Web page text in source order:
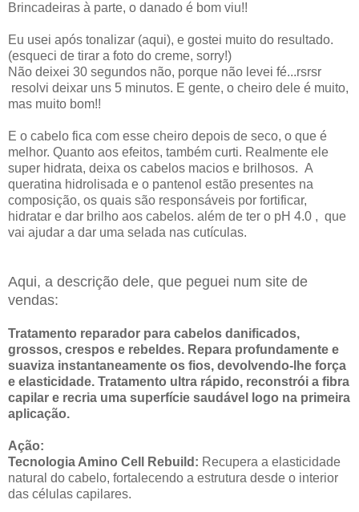
Brincadeiras à parte, o danado é bom viu!!
Eu usei após tonalizar (aqui), e gostei muito do resultado.
(esqueci de tirar a foto do creme, sorry!)
Não deixei 30 segundos não, porque não levei fé...rsrsr
resolvi deixar uns 5 minutos. E gente, o cheiro dele é muito,
mas muito bom!!
E o cabelo fica com esse cheiro depois de seco, o que é
melhor. Quanto aos efeitos, também curti. Realmente ele
super hidrata, deixa os cabelos macios e brilhosos. A
queratina hidrolisada e o pantenol estão presentes na
composição, os quais são responsáveis por fortificar,
hidratar e dar brilho aos cabelos. além de ter o pH 4.0 , que
vai ajudar a dar uma selada nas cutículas.
Aqui, a descrição dele, que peguei num site de
vendas:
Tratamento reparador para cabelos danificados,
grossos, crespos e rebeldes. Repara profundamente e
suaviza instantaneamente os fios, devolvendo-lhe força
e elasticidade. Tratamento ultra rápido, reconstrói a fibra
capilar e recria uma superfície saudável logo na primeira
aplicação.
Ação:
Tecnologia Amino Cell Rebuild: Recupera a elasticidade
natural do cabelo, fortalecendo a estrutura desde o interior
das células capilares.